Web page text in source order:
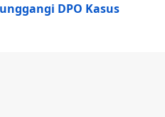
DPO Kasus